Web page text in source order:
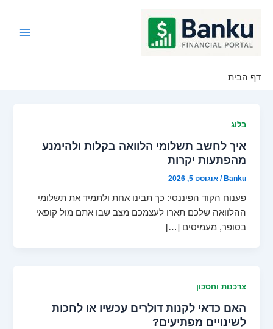
דף הבית
בלוג
איך לחשב תשלומי הלוואה בקלות ולהימנע
מהפתעות יקרות
Banku
/אוגוסט 5, 2026
פענוח הקוד הפיננסי: כך תבינו אחת ולתמיד את תשלומי
ההלוואה שלכם תארו לעצמכם מצב שבו אתם מול קופאי
בסופר, מעמיסים […]
צרכנות וחסכון
האם כדאי לקנות דולרים עכשיו או לחכות
לשינויים מפתיעים?